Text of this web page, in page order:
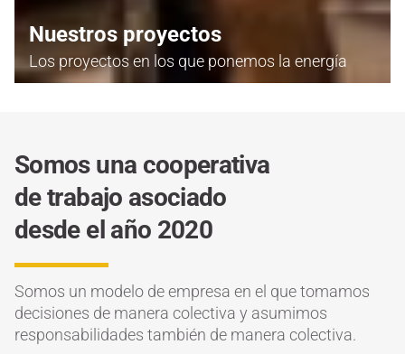
Nuestros proyectos
Los proyectos en los que ponemos la energía
Somos una cooperativa
de trabajo asociado
desde el año 2020
Somos un modelo de empresa en el que tomamos
decisiones de manera colectiva y asumimos
responsabilidades también de manera colectiva.